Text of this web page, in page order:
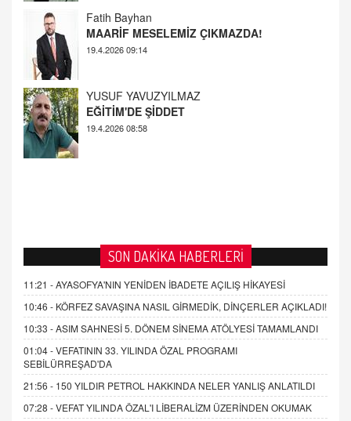
YUSUF YAVUZYILMAZ
EĞİTİM'DE ŞİDDET
19.4.2026 08:58
AHMED ÇITLAKOĞLU
OKUL SALDIRILARININ ORTAYA ÇIKARTTIĞI
GERÇEK!
SON DAKİKA HABERLERİ
11:21 -AYASOFYA'NIN YENİDEN İBADETE AÇILIŞ HİKAYESİ
10:46 - KÖRFEZ SAVAŞINA NASIL GİRMEDİK, DİNÇERLER AÇIKLADI!
10:33 -ASIM SAHNESİ 5. DÖNEM SİNEMA ATÖLYESİ TAMAMLANDI
01:04 -VEFATININ 33. YILINDA ÖZAL PROGRAMI
SEBİLÜRREŞAD'DA
21:56 - 150 YILDIR PETROL HAKKINDA NELER YANLIŞ ANLATILDI
07:28 -VEFAT YILINDA ÖZAL'I LİBERALİZM ÜZERİNDEN OKUMAK